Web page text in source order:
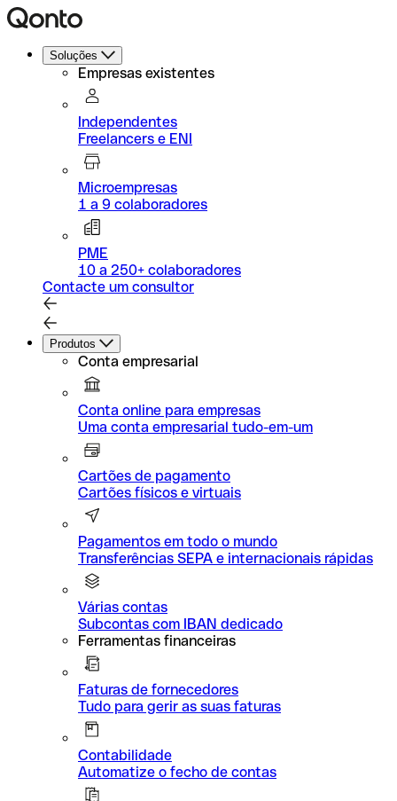
Soluções
Empresas existentes
Independentes
Freelancers e ENI
Microempresas
1 a 9 colaboradores
PME
10 a 250+ colaboradores
Contacte um consultor
Produtos
Conta empresarial
Conta online para empresas
Uma conta empresarial tudo-em-um
Cartões de pagamento
Cartões físicos e virtuais
Pagamentos em todo o mundo
Transferências SEPA e internacionais rápidas
Várias contas
Subcontas com IBAN dedicado
Ferramentas financeiras
Faturas de fornecedores
Tudo para gerir as suas faturas
Contabilidade
Automatize o fecho de contas